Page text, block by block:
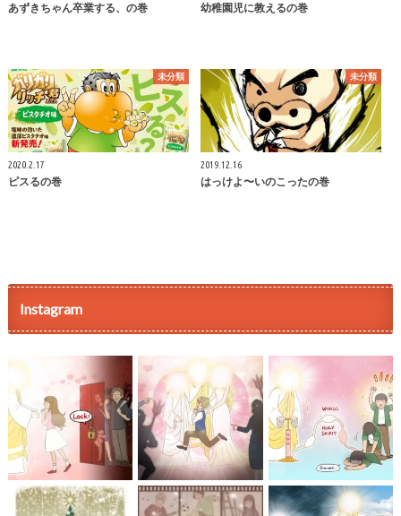
あずきちゃん卒業する、の巻 幼稚園児に教えるの巻
未分類
2020.2.17
ピスるの巻
未分類
2019.12.16
はっけよ〜いのこったの巻
Instagram